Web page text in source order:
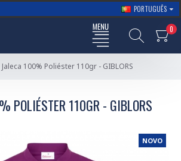
PORTUGUÊS
0
Jaleca 100% Poliéster 110gr - GIBLORS
POLIÉSTER 110GR - GIBLORS
NOVO